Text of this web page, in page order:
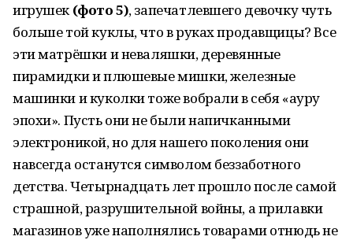
игрушек (фото 5), запечатлевшего девочку чуть
больше той куклы, что в руках продавщицы? Все
эти матрёшки и неваляшки, деревянные
пирамидки и плюшевые мишки, железные
машинки и куколки тоже вобрали в себя «ауру
эпохи». Пусть они не были напичканными
электроникой, но для нашего поколения они
навсегда останутся символом беззаботного
детства. Четырнадцать лет прошло после самой
страшной, разрушительной войны, а прилавки
магазинов уже наполнялись товарами отнюдь не